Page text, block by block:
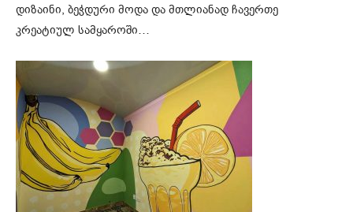
დიზაინი, ბეჭდური მოდა და მთლიანად ჩავერთე
კრეატიულ სამყაროში…